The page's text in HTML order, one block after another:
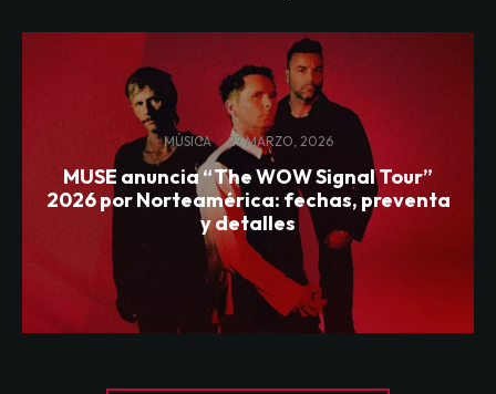
MÚSICA · 27 MARZO, 2026
MUSE anuncia “The WOW Signal Tour”
2026 por Norteamérica: fechas, preventa
y detalles